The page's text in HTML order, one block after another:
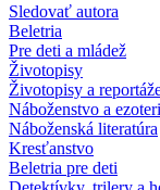
Sledovať autora
Beletria
Pre deti a mládež
Životopisy
Životopisy a
Náboženstvo a
Náboženská literatúra
Kresťanstvo
Beletria pre deti